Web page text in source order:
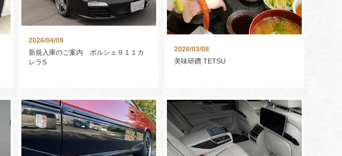
2026/04/09
新規入庫のご案内 ポルシェ９１１カ
レラS
2026/03/08
美味研鑽 TETSU